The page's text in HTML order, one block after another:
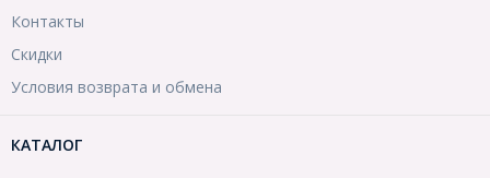
Контакты
Скидки
Условия возврата и обмена
КАТАЛОГ